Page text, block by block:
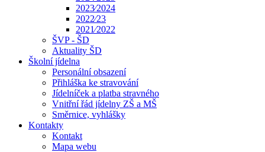
2023⁄2024
2022⁄23
2021⁄2022
ŠVP - ŠD
Aktuality ŠD
Školní jídelna
Personální obsazení
Přihláška ke stravování
Jídelníček a platba stravného
Vnitřní řád jídelny ZŠ a MŠ
Směrnice, vyhlášky
Kontakty
Kontakt
Mapa webu